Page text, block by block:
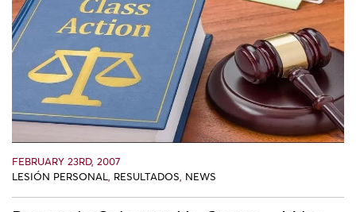
FEBRUARY 23RD, 2007
LESIÓN PERSONAL, RESULTADOS, NEWS